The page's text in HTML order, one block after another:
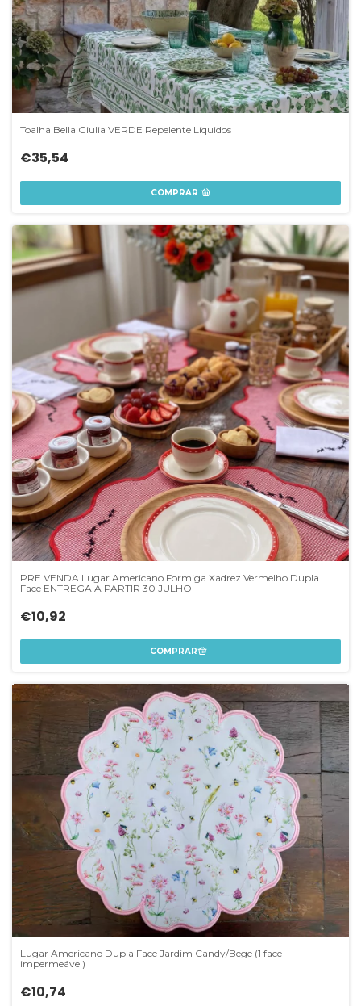
Toalha Bella Giulia VERDE Repelente Líquidos
€35,54
COMPRAR
PRE VENDA Lugar Americano Formiga Xadrez Vermelho Dupla
Face ENTREGA A PARTIR 30 JULHO
€10,92
Lugar Americano Dupla Face Jardim Candy/Bege (1 face
impermeável)
€10,74